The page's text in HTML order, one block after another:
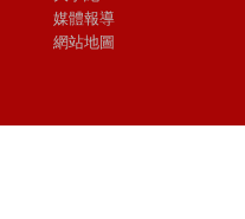
媒體報導
網站地圖